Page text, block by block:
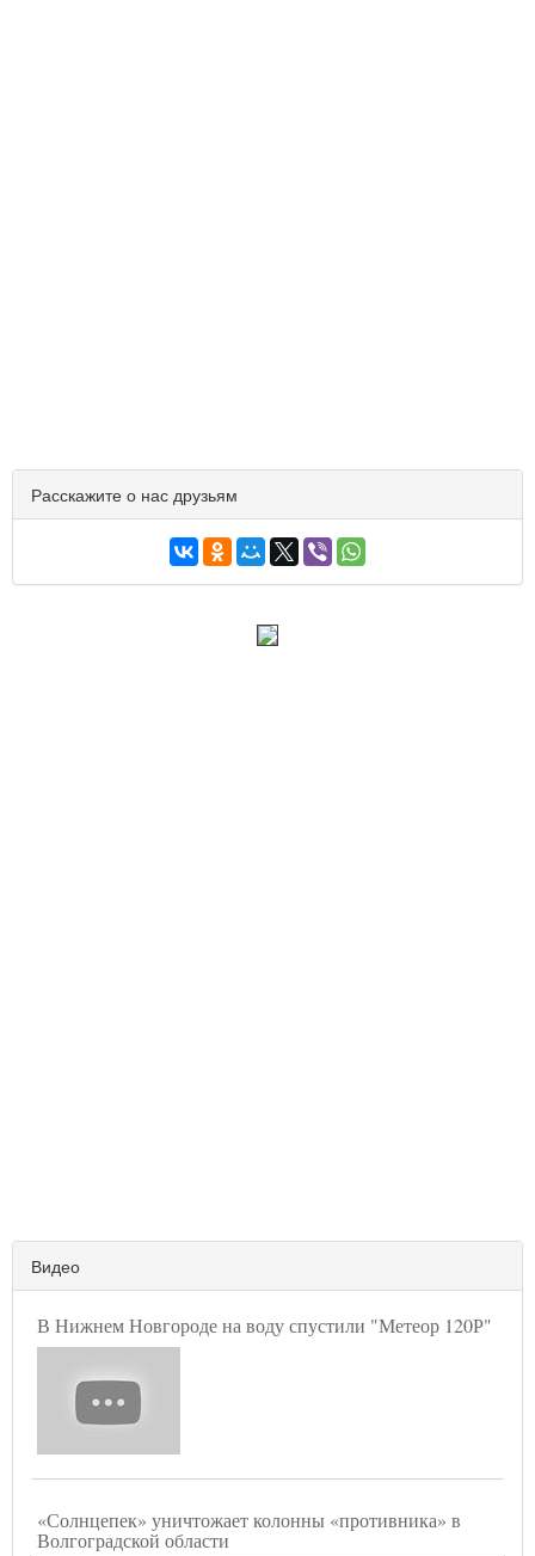
Расскажите о нас друзьям
Видео
В Нижнем Новгороде на воду спустили "Метеор 120Р"
«Солнцепек» уничтожает колонны «противника» в
Волгоградской области